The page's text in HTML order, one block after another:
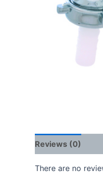
Reviews (0)
There are no